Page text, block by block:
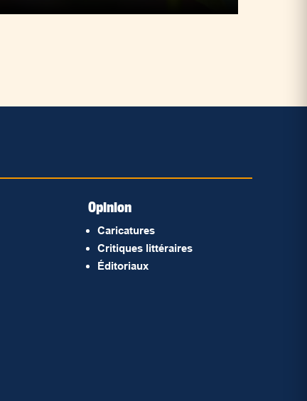
Opinion
Caricatures
Critiques littéraires
Éditoriaux